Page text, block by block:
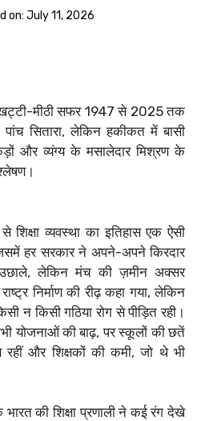
on: July 11, 2026
खट्टी-मीठी सफर 1947 से 2025 तक
सितारा, लेकिन हकीकत में बासी
और व्यंग्य के मसालेदार मिश्रण के
व्यवस्था का इतिहास एक ऐसी
हर सरकार ने अपने-अपने किरदार
उछाले, लेकिन मंच की ज़मीन अक्सर
निर्माण की रीढ़ कहा गया, लेकिन
न किसी गठिया रोग से पीड़ित रही।
योजनाओं की बाढ़, पर स्कूलों की छतें
रहीं और शिक्षकों की कमी, जो थे भी
की शिक्षा प्रणाली ने कई रंग देखे